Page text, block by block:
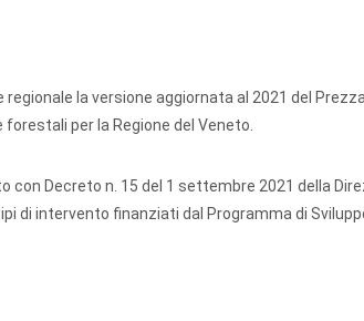
regionale la versione aggiornata al 2021 del
per la Regione del Veneto.
con Decreto n. 15 del 1 settembre 2021 della
di intervento finanziati dal Programma di